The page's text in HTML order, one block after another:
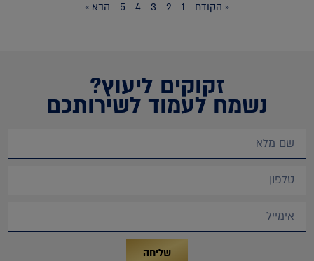
« הקודם 1
2
3
4
5 הבא »
זקוקים ליעוץ?
נשמח לעמוד לשירותכם
שליחה